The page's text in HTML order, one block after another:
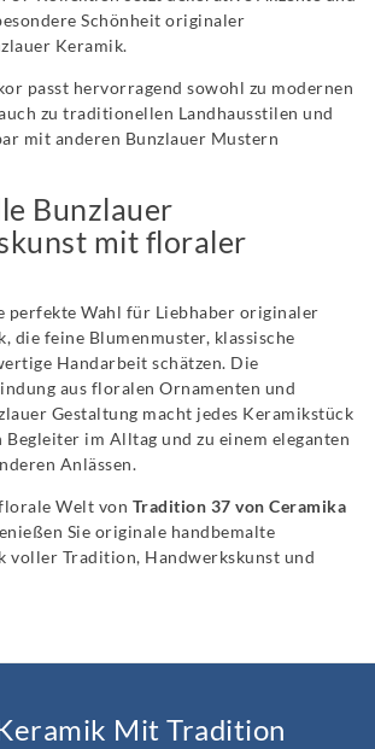
Schönheit originaler
Keramik.
passt hervorragend sowohl zu modernen
zu traditionellen Landhausstilen und
mit anderen Bunzlauer Mustern
Bunzlauer
mit floraler
perfekte Wahl für Liebhaber originaler
die feine Blumenmuster, klassische
Handarbeit schätzen. Die
aus floralen Ornamenten und
Gestaltung macht jedes Keramikstück
im Alltag und zu einem eleganten
Anlässen.
Welt von Tradition 37 von Ceramika
Sie originale handbemalte
voller Tradition, Handwerkskunst und
Mit Tradition